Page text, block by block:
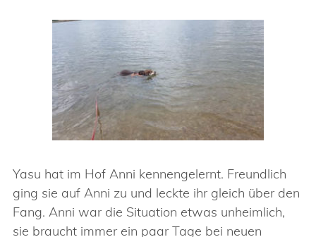
Yasu hat im Hof Anni kennengelernt. Freundlich
ging sie auf Anni zu und leckte ihr gleich über den
Fang. Anni war die Situation etwas unheimlich,
sie braucht immer ein paar Tage bei neuen